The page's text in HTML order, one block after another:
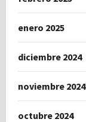
enero 2025
diciembre 2024
noviembre 2024
octubre 2024